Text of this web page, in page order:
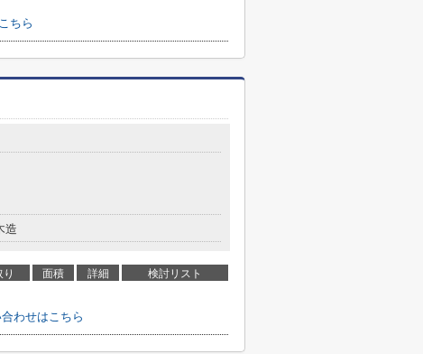
ちら
造
り 面積 詳細 検討リスト
わせはこちら